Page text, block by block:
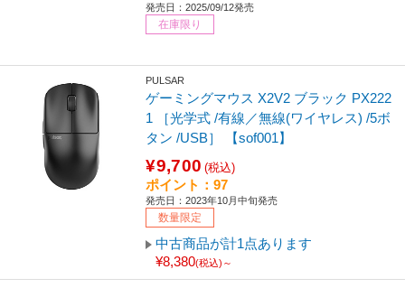
発売日：2025/09/12発売
在庫限り
PULSAR
ゲーミングマウス X2V2 ブラック PX222
1 ［光学式 /有線／無線(ワイヤレス) /5ボ
タン /USB］ 【sof001】
¥9,700 (税込)
ポイント：97
発売日：2023年10月中旬発売
数量限定
中古商品が計1点あります
¥8,380(税込)～